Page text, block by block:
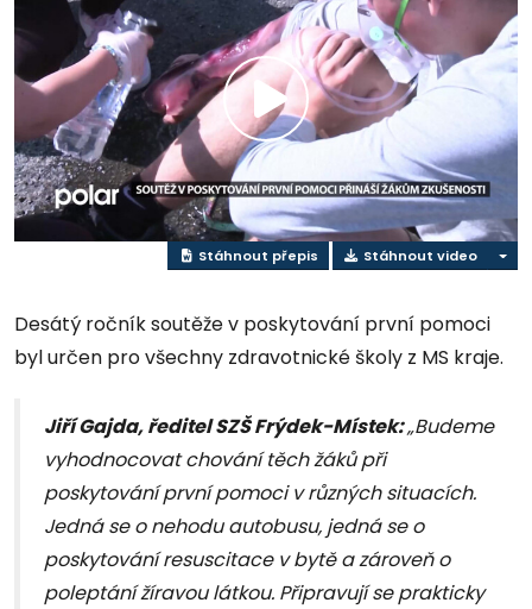
Přehrát
video
Stáhnout přepis Stáhnout video
Desátý ročník soutěže v poskytování první pomoci
byl určen pro všechny zdravotnické školy z MS kraje.
Jiří Gajda, ředitel SZŠ Frýdek-Místek:„Budeme
vyhodnocovat chování těch žáků při
poskytování první pomoci v různých situacích.
Jedná se o nehodu autobusu, jedná se o
poskytování resuscitace v bytě a zároveň o
poleptání žíravou látkou. Připravují se prakticky